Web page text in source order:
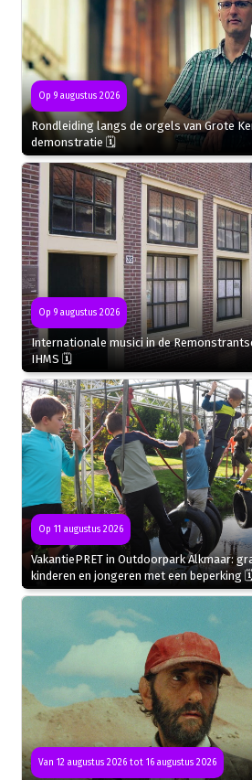
Op 9 augustus 2026
Rondleiding langs de orgels van Grote
demonstratie 🗓
Op 9 augustus 2026
Internationale musici in de
IHMS 🗓
Op 11 augustus 2026
VakantiePRET in Outdoorpark Alkmaar:
kinderen en jongeren met een beperking
Van 12 augustus 2026 tot 16 augustus 2026